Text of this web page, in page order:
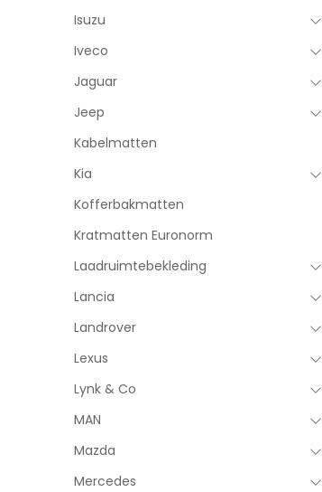
Isuzu
Iveco
Jaguar
Jeep
Kabelmatten
Kia
Kofferbakmatten
Kratmatten Euronorm
Laadruimtebekleding
Lancia
Landrover
Lexus
Lynk & Co
MAN
Mazda
Mercedes